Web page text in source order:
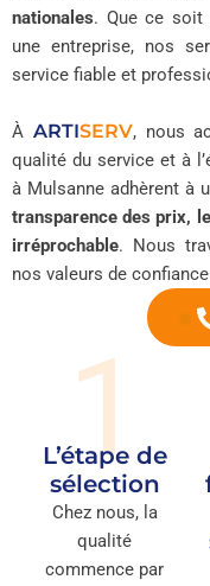
nationales. Que ce soit
une entreprise, nos
service fiable et
À ARTISERV, nous
qualité du service et à
à Mulsanne adhèrent à
transparence des prix,
irréprochable. Nous
nos valeurs de
1
L’étape de
sélection
Chez nous, la
qualité
commence par